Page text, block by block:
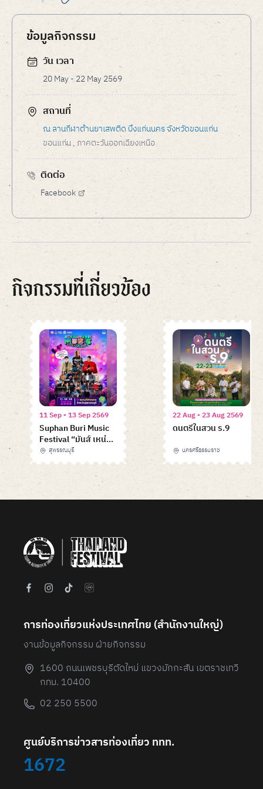
ข้อมูลกิจกรรม
วัน เวลา
20 May - 22 May 2569
สถานที่
ณ ลานกีฬาต้านยาเสพติด บึงแก่นนคร จังหวัดขอนแก่น
ขอนแก่น, ภาคตะวันออกเฉียงเหนือ
ติดต่อ
Facebook
กิจกรรมที่เกี่ยวข้อง
11 Sep - 13 Sep 2569
Suphan Buri Music
Festival “มันส์ เหน่อ
มาก”สุพรรณบุรี
22 Aug - 23 Aug 2569
ดนตรีในสวน ร.9
นครศรีธรรมราช
of
การท่องเที่ยวแห่งประเทศไทย (สํานักงานใหญ่)
งานข้อมูลกิจกรรม ฝ่ายกิจกรรม
1600 ถนนเพชรบุรีตัดใหม่ แขวงมักกะสัน เขตราชเทวี
กทม. 10400
02 250 5500
ศูนย์บริการข่าวสารท่องเที่ยว ททท.
1672